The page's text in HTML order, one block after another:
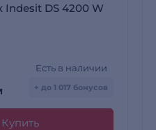
Indesit DS 4200 W
Есть в наличии
+ до 1 017 бонусов
Купить